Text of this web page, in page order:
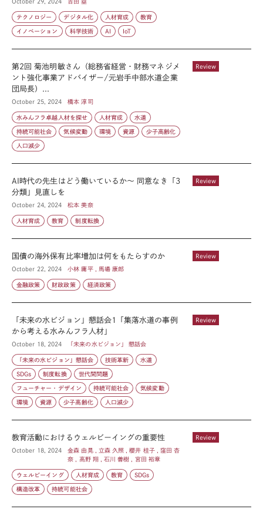
October 29, 2024 吉田 塁
テクノロジー デジタル化 人材育成 教育
イノベーション 科学技術 AI IoT
Review
第2回 菊池明敏さん（総務省経営・財務マネジメ
ント強化事業アドバイザー/元岩手中部水道企業
団局長）...
October 25, 2024 橋本 淳司
水みんフラ卓越人材を探せ 人材育成 水道
持続可能社会 気候変動 環境 資源 少子高齢化
人口減少
Review
AI時代の先生はどう働いているか〜 同意なき「3
分類」見直しを
October 24, 2024 松本 美奈
人材育成 教育 制度転換
Review
国債の海外保有比率増加は何をもたらすのか
October 22, 2024 小林 庸平 , 馬場 康郎
金融政策 財政政策 経済政策
Review
「未来の水ビジョン」懇話会1「集落水道の事例
から考える水みんフラ人材」
October 18, 2024 「未来の水ビジョン」 懇話会
「未来の水ビジョン」懇話会 技術革新 水道
SDGs 制度転換 世代間問題
フューチャー・デザイン 持続可能社会 気候変動
環境 資源 少子高齢化 人口減少
Review
教育活動におけるウェルビーイングの重要性
October 18, 2024
金森 由晃 , 立森 久照 , 櫻井 桂子 , 窪田 杏
奈 , 高野 翔 , 石川 善樹 , 宮田 裕章
ウェルビーイング 人材育成 教育 SDGs
構造改革 持続可能社会